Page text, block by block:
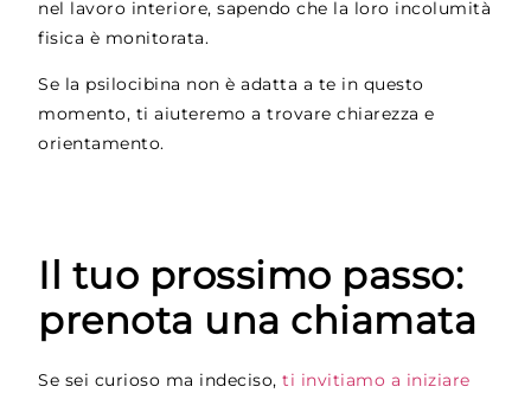
nel lavoro interiore, sapendo che la loro incolumità
fisica è monitorata.
Se la psilocibina non è adatta a te in questo
momento, ti aiuteremo a trovare chiarezza e
orientamento.
Il tuo prossimo passo:
prenota una chiamata
Se sei curioso ma indeciso,ti invitiamo a iniziare